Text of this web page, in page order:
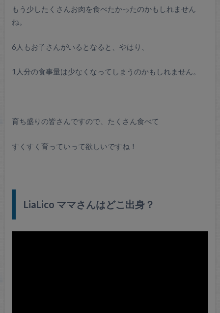
もう少したくさんお肉を食べたかったのかもしれません
ね。
6人もお子さんがいるとなると、やはり、
1人分の食事量は少なくなってしまうのかもしれません。
育ち盛りの皆さんですので、たくさん食べて
すくすく育っていって欲しいですね！
LiaLico ママさんはどこ出身？